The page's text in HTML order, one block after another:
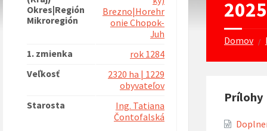
Domov /
Prílohy
Okres|Región
Mikroregión
Brezno|Horehr
onie Chopok-
Juh
1. zmienka
rok 1284
Veľkosť
2320 ha | 1229
obyvateľov
Starosta
Ing. Tatiana
Čontofalská